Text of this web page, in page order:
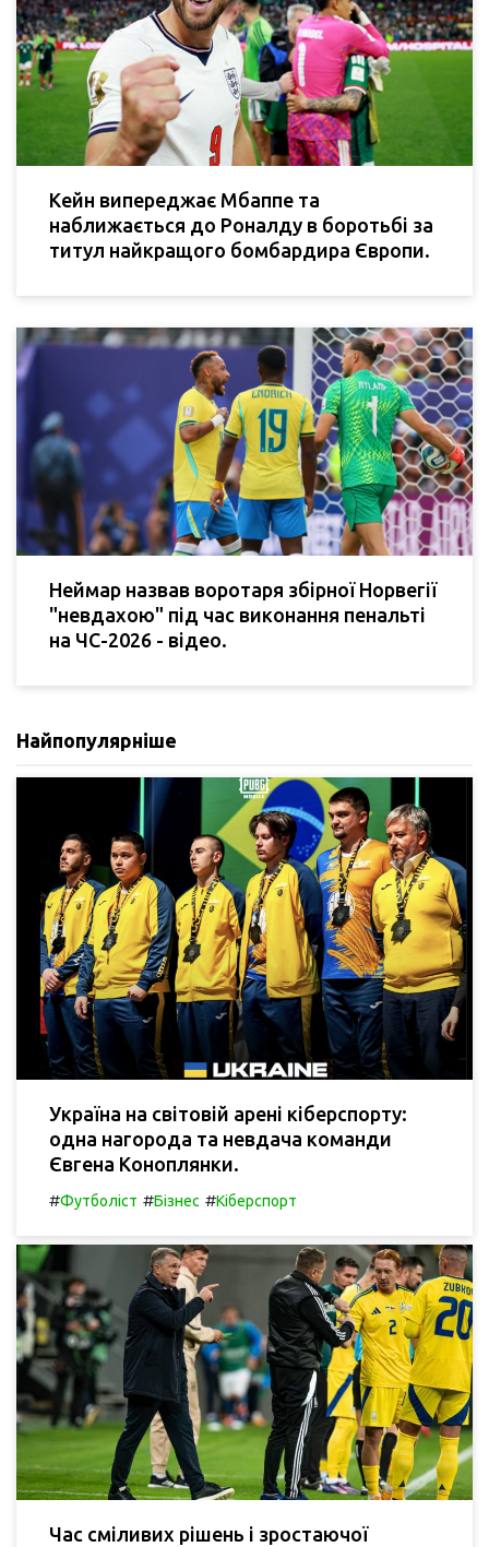
Кейн випереджає Мбаппе та
наближається до Роналду в боротьбі за
титул найкращого бомбардира Європи.
Неймар назвав воротаря збірної Норвегії
"невдахою" під час виконання пенальті
на ЧС-2026 - відео.
Найпопулярніше
Україна на світовій арені кіберспорту:
одна нагорода та невдача команди
Євгена Коноплянки.
#Футболіст #Бізнес #Кіберспорт
Час сміливих рішень і зростаючої